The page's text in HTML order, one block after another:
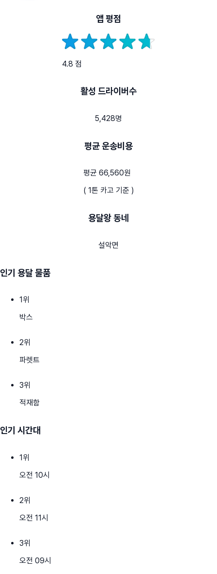
앱 평점
4.8 점
활성 드라이버수
5,428명
평균 운송비용
평균 66,560원
( 1톤 카고 기준 )
용달왕 동네
설악면
인기 용달 물품
1위
박스
2위
파렛트
3위
적재함
인기 시간대
1위
오전 10시
2위
오전 11시
3위
오전 09시